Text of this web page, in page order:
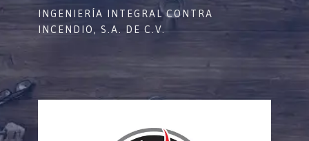
INGENIERÍA INTEGRAL CONTRA
INCENDIO, S.A. DE C.V.